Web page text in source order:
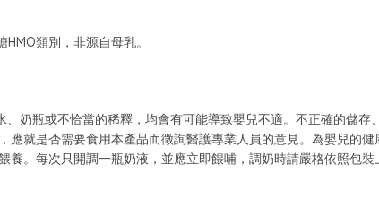
類別，非源自母乳。
奶瓶或不恰當的稀釋，均會有可能導致嬰兒不適。不正確的儲
應就是否需要食用本產品而徵詢醫護專業人員的意見。為嬰兒的
。每次只開調一瓶奶液，並應立即餵哺，調奶時請嚴格依照包